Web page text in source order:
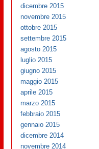
dicembre 2015
novembre 2015
ottobre 2015
settembre 2015
agosto 2015
luglio 2015
giugno 2015
maggio 2015
aprile 2015
marzo 2015
febbraio 2015
gennaio 2015
dicembre 2014
novembre 2014